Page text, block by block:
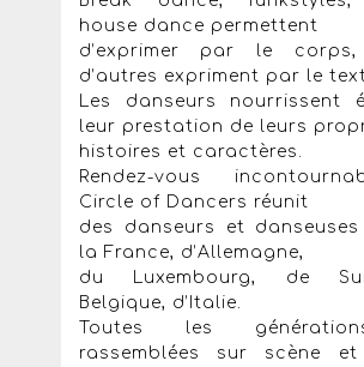
house dance permettent
d’exprimer par le
d’autres expriment par le
Les danseurs nourrissent
leur prestation de leurs
histoires et caractères.
Rendez-vous
Circle of Dancers réunit
des danseurs et
la France, d’Allemagne,
du Luxembourg, de
Belgique, d’Italie.
Toutes les
rassemblées sur scène